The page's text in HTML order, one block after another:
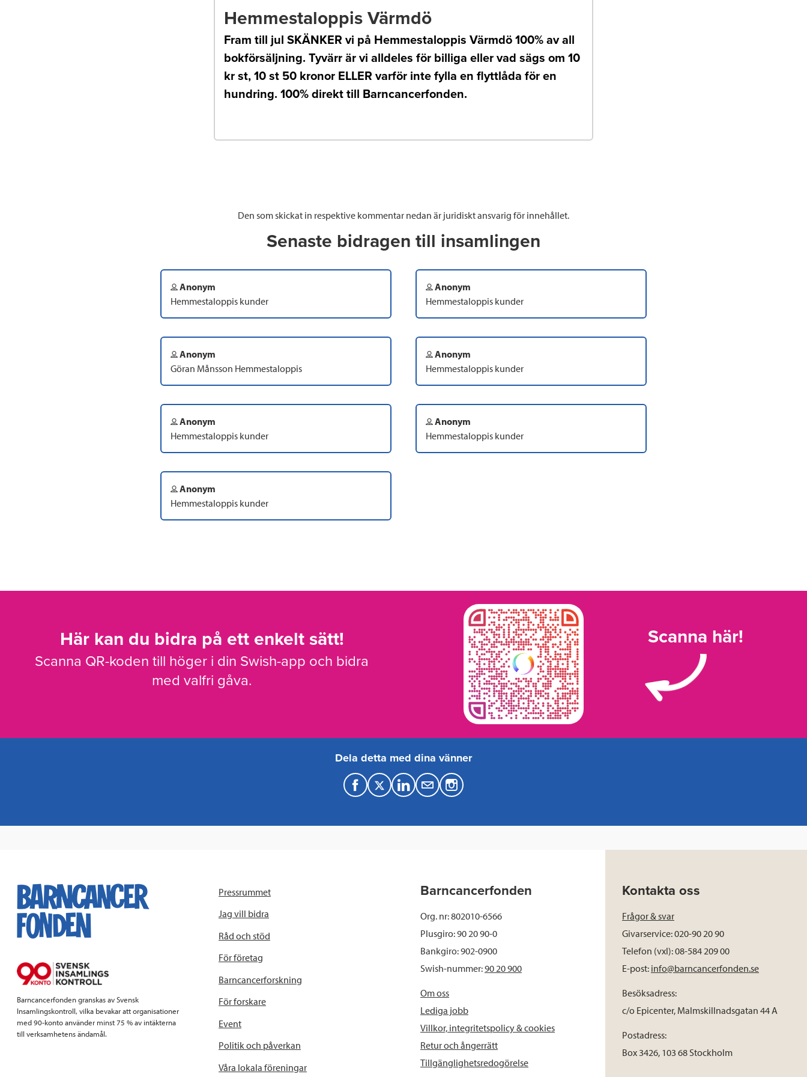
Hemmestaloppis Värmdö
Fram till jul SKÄNKER vi på Hemmestaloppis Värmdö 100% av all
bokförsäljning. Tyvärr är vi alldeles för billiga eller vad sägs om 10
kr st, 10 st 50 kronor ELLER varför inte fylla en flyttlåda för en
hundring. 100% direkt till Barncancerfonden.
Den som skickat in respektive kommentar nedan är juridiskt ansvarig för innehållet.
Senaste bidragen till insamlingen
Anonym
Hemmestaloppis kunder
Anonym
Göran Månsson Hemmestaloppis
Anonym
Hemmestaloppis kunder
Anonym
Hemmestaloppis kunder
Anonym
Hemmestaloppis kunder
Anonym
Hemmestaloppis kunder
Anonym
Hemmestaloppis kunder
Här kan du bidra på ett enkelt sätt!
Scanna QR-koden till höger i din Swish-app och bidra
med valfri gåva.
Scanna här!
Dela detta med dina vänner
F
T
L
M
Barncancerfonden granskas av Svensk
Insamlingskontroll, vilka bevakar att organisationer
med 90-konto använder minst 75 % av intäkterna
till verksamhetens ändamål.
Pressrummet
Jag vill bidra
Råd och stöd
För företag
Barncancerforskning
För forskare
Event
Politik och påverkan
Våra lokala föreningar
Barncancerfonden
Org. nr: 802010-6566
Plusgiro: 90 20 90-0
Bankgiro: 902-0900
Swish-nummer:90 20 900
Om oss
Lediga jobb
Villkor, integritetspolicy & cookies
Retur och ångerrätt
Tillgänglighetsredogörelse
Kontakta oss
Frågor & svar
Givarservice: 020-90 20 90
Telefon (vxl): 08-584 209 00
E-post: info@barncancerfonden.se
Besöksadress:
c/o Epicenter, Malmskillnadsgatan 44 A
Postadress:
Box 3426, 103 68 Stockholm